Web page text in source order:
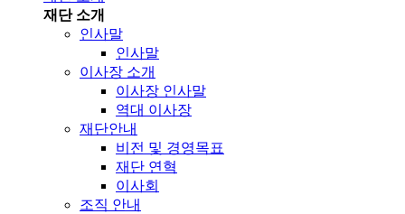
재단 소개
인사말
인사말
이사장 소개
이사장 인사말
역대 이사장
재단안내
비전 및 경영목표
재단 연혁
이사회
조직 안내